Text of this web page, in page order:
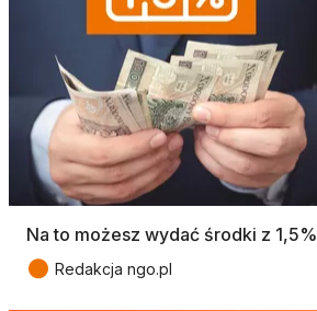
Na to możesz wydać środki z 1,5%
● Redakcja ngo.pl